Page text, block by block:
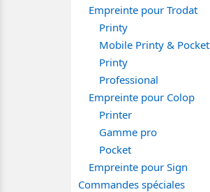
Empreinte pour Trodat
Printy
Mobile Printy & Pocket
Printy
Professional
Empreinte pour Colop
Printer
Gamme pro
Pocket
Empreinte pour Sign
Commandes spéciales